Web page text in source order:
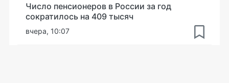
Число пенсионеров в России за год
сократилось на 409 тысяч
вчера, 10:07